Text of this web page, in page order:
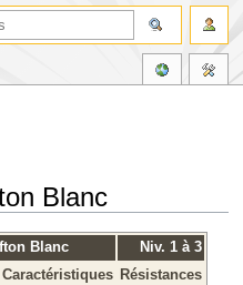
Blanc
Blanc
Niv. 1 à 3
Caractéristiques
Résistances